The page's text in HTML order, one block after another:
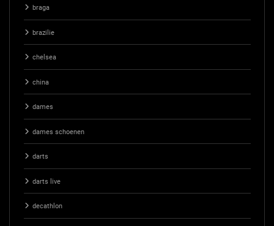
braga
brazilie
chelsea
china
dames
dames schoenen
darts
darts live
decathlon